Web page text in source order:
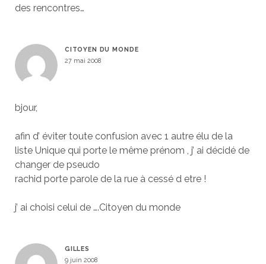
des rencontres…
CITOYEN DU MONDE
27 mai 2008
bjour,
afin d’ éviter toute confusion avec 1 autre élu de la
liste Unique qui porte le même prénom , j’ ai décidé de
changer de pseudo
rachid porte parole de la rue à cessé d etre !
j’ ai choisi celui de ….Citoyen du monde
GILLES
9 juin 2008